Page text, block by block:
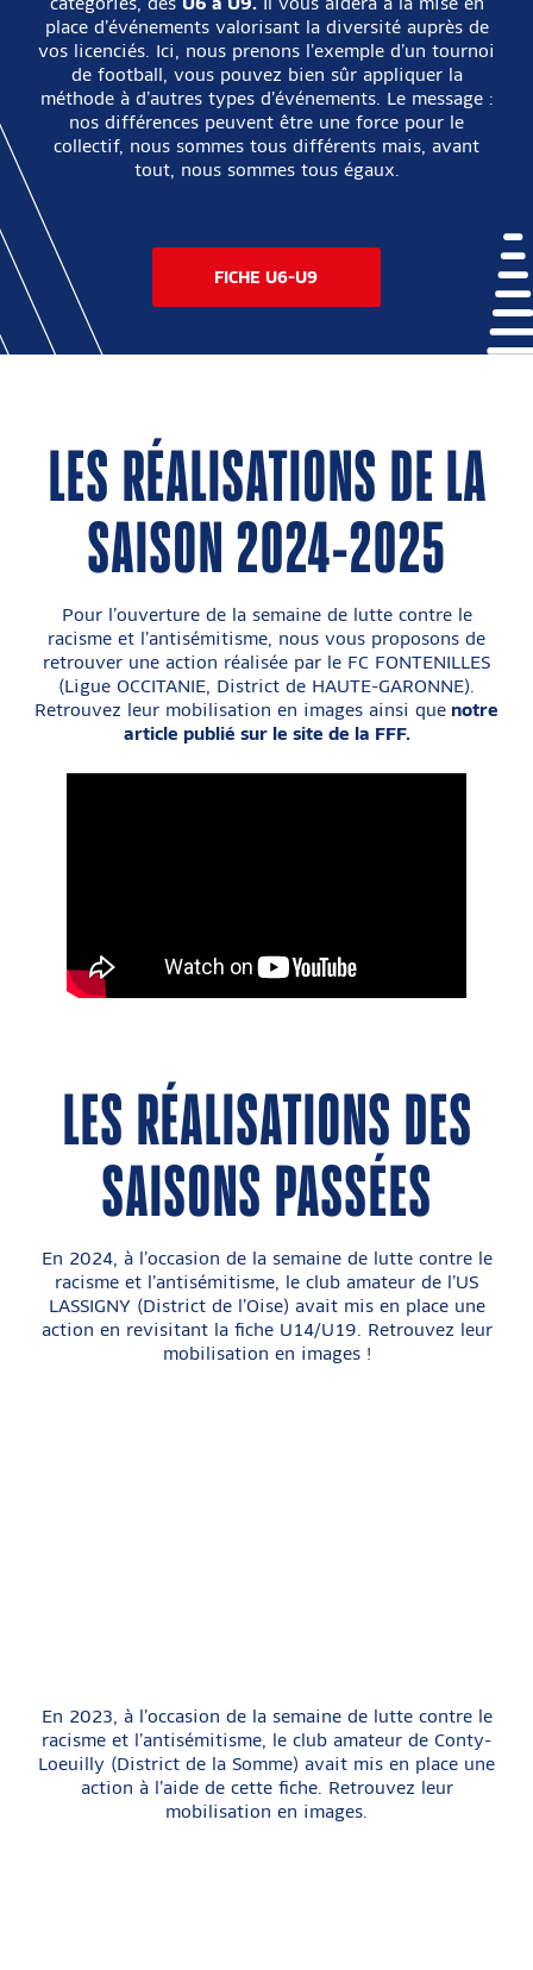
place d’événements valorisant la diversité auprès de
vos licenciés. Ici, nous prenons l’exemple d’un tournoi
de football, vous pouvez bien sûr appliquer la
méthode à d’autres types d’événements. Le message :
nos différences peuvent être une force pour le
collectif, nous sommes tous différents mais, avant
tout, nous sommes tous égaux.
FICHE U6-U9
LES RÉALISATIONS DE LA
SAISON 2024-2025
Pour l’ouverture de la semaine de lutte contre le
racisme et l’antisémitisme, nous vous proposons de
retrouver une action réalisée par le FC FONTENILLES
(Ligue OCCITANIE, District de HAUTE-GARONNE).
Retrouvez leur mobilisation en images ainsi que notre
article publié sur le site de la FFF.
LES RÉALISATIONS DES
SAISONS PASSÉES
En 2024, à l’occasion de la semaine de lutte contre le
racisme et l’antisémitisme, le club amateur de l’US
LASSIGNY (District de l’Oise) avait mis en place une
action en revisitant la fiche U14/U19. Retrouvez leur
mobilisation en images !
En 2023, à l’occasion de la semaine de lutte contre le
racisme et l’antisémitisme, le club amateur de Conty-
Loeuilly (District de la Somme) avait mis en place une
action à l’aide de cette fiche. Retrouvez leur
mobilisation en images.